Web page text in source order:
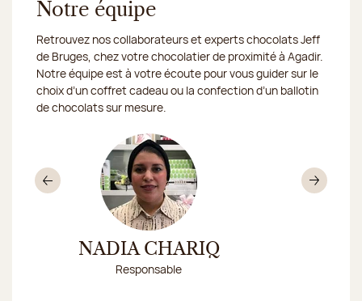
Notre équipe
Retrouvez nos collaborateurs et experts chocolats Jeff
de Bruges, chez votre chocolatier de proximité à Agadir.
Notre équipe est à votre écoute pour vous guider sur le
choix d’un coffret cadeau ou la confection d’un ballotin
de chocolats sur mesure.
NADIA CHARIQ
Responsable
Précédent